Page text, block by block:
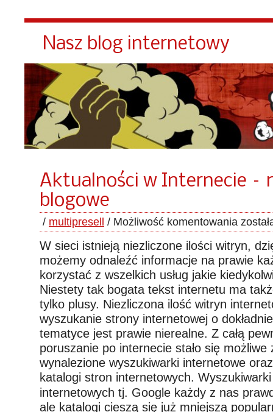
Nasz blog internetowy
Aktualności w Internecie –
blogowe
/ multipresell / Możliwość komentowania
W sieci istnieją niezliczone ilości witryn,
możemy odnaleźć informacje na prawie
korzystać z wszelkich usług jakie
Niestety tak bogata tekst internetu ma
tylko plusy. Niezliczona ilość witryn
wyszukanie strony internetowej o
tematyce jest prawie nierealne. Z całą
poruszanie po internecie stało się możliwe
wynalezione wyszukiwarki internetowe
katalogi stron internetowych.
internetowych tj. Google każdy z nas
ale katalogi cieszą się już mniejszą